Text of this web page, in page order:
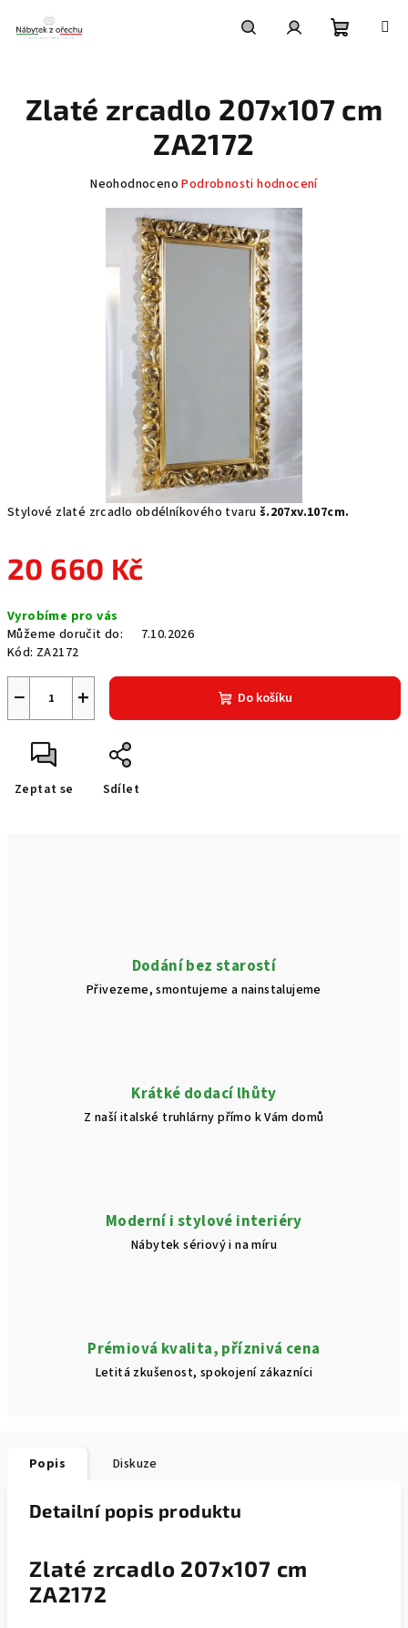
obsah
košík
Stylové zlaté zrcadlo obdélníkového tvaru š.207xv.107cm.
20 660 Kč
cena:
Vyrobíme pro vás
Můžeme doručit do:
7.10.2026
Kód: ZA2172
+
− Do košíku
Zeptat se Sdílet
Zlaté zrcadlo 207x107 cm
ZA2172
Průměrné
produktu
hvězdiček.
Neohodnoceno Podrobnosti hodnocení
Dodání bez starostí
Přivezeme, smontujeme a nainstalujeme
Krátké dodací lhůty
Z naší italské truhlárny přímo k Vám domů
Moderní i stylové interiéry
Nábytek sériový i na míru
Prémiová kvalita, příznivá cena
Letitá zkušenost, spokojení zákazníci
Popis Diskuze
Detailní popis produktu
Zlaté zrcadlo 207x107 cm
ZA2172